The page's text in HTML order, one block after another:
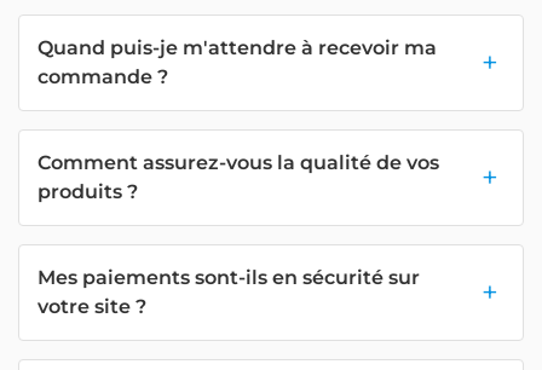
Quand puis-je m'attendre à recevoir ma
commande ?
Comment assurez-vous la qualité de vos
produits ?
Mes paiements sont-ils en sécurité sur
votre site ?